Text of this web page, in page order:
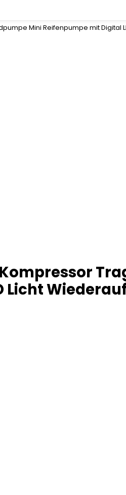
Mini Reifenpumpe mit
Kompressor
Licht